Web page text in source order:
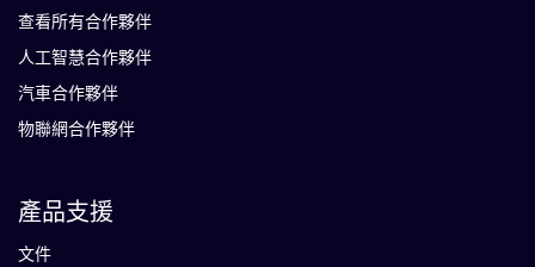
查看所有合作夥伴
人工智慧合作夥伴
汽車合作夥伴
物聯網合作夥伴
產品支援
文件